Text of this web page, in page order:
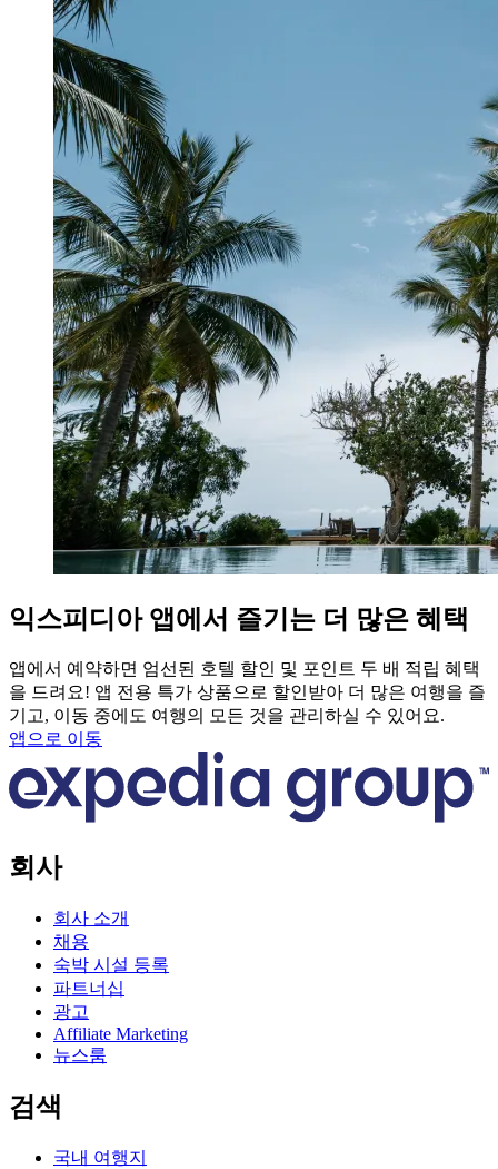
익스피디아 앱에서 즐기는 더 많은 혜택
앱에서 예약하면 엄선된 호텔 할인 및 포인트 두 배 적립 혜택
을 드려요! 앱 전용 특가 상품으로 할인받아 더 많은 여행을 즐
기고, 이동 중에도 여행의 모든 것을 관리하실 수 있어요.
앱으로 이동
회사
회사 소개
채용
숙박 시설 등록
파트너십
광고
Affiliate Marketing
뉴스룸
검색
국내 여행지